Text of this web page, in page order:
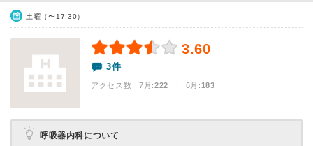
土曜（〜17:30）
3.60
3件
アクセス数 7月:222 | 6月:183
呼吸器内科について